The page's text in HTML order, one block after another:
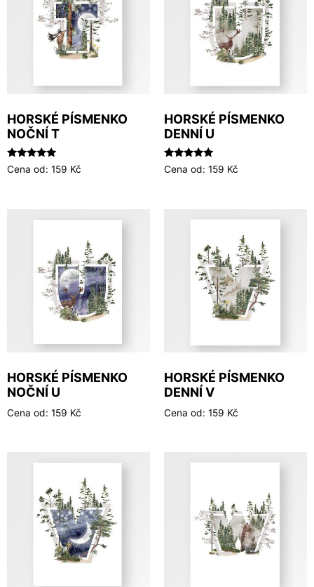
HORSKÉ PÍSMENKO
NOČNÍ T
Hodnocení
5.00
Cena od: 159 Kč
HORSKÉ PÍSMENKO
DENNÍ U
Hodnocení
5.00
Cena od: 159 Kč
HORSKÉ PÍSMENKO
NOČNÍ U
Cena od: 159 Kč
HORSKÉ PÍSMENKO
DENNÍ V
Cena od: 159 Kč